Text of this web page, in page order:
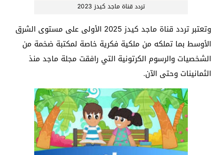
تردد قناة ماجد كيدز 2023
وتعتبر تردد قناة ماجد كيدز 2025 الأولى على مستوى الشرق
الأوسط بما تملكه من ملكية فكرية خاصة لمكتبة ضخمة من
الشخصيات والرسوم الكرتونية التي رافقت مجلة ماجد منذ
الثمانينات وحتى الآن.